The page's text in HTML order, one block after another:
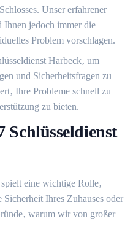
Unser erfahrener
Ihnen jedoch immer die
Problem vorschlagen.​
Harbeck‚ um
und Sicherheitsfragen zu
Ihre Probleme schnell zu
zu bieten.
Schlüsseldienst
eine wichtige Rolle‚
Ihres Zuhauses oder
warum wir von großer